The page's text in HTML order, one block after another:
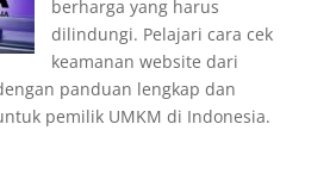
berharga yang harus
dilindungi. Pelajari cara cek
keamanan website dari
panduan lengkap dan
pemilik UMKM di Indonesia.